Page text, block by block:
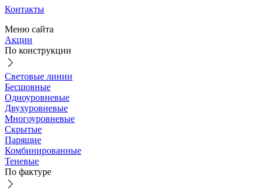
Контакты
Меню сайта
Акции
По конструкции
Световые линии
Бесшовные
Одноуровневые
Двухуровневые
Многоуровневые
Скрытые
Парящие
Комбинированные
Теневые
По фактуре